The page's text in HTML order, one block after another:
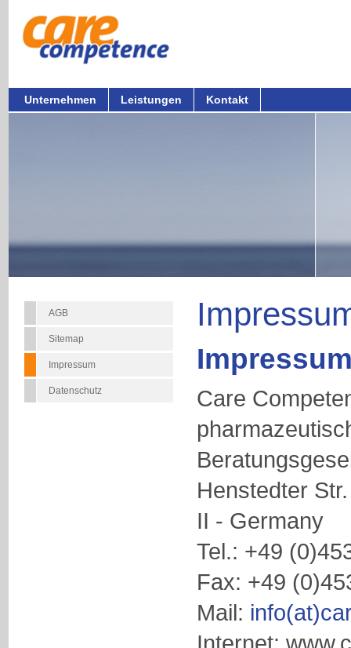
Unternehmen Leistungen Kontakt
AGB
Sitemap
Impressum
Datenschutz
Care
Henstedter
II - Germany
Tel.: +49
Fax: +49
Mail: